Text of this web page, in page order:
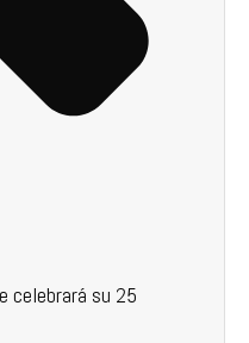
celebrará su 25